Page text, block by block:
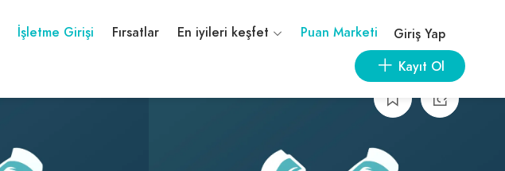
İşletme Girişi Fırsatlar En iyileri keşfet Puan Marketi
Giriş Yap
Kayıt Ol